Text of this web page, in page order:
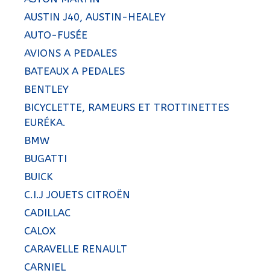
AUSTIN J40, AUSTIN-HEALEY
AUTO-FUSÉE
AVIONS A PEDALES
BATEAUX A PEDALES
BENTLEY
BICYCLETTE, RAMEURS ET TROTTINETTES
EURÉKA.
BMW
BUGATTI
BUICK
C.I.J JOUETS CITROËN
CADILLAC
CALOX
CARAVELLE RENAULT
CARNIEL